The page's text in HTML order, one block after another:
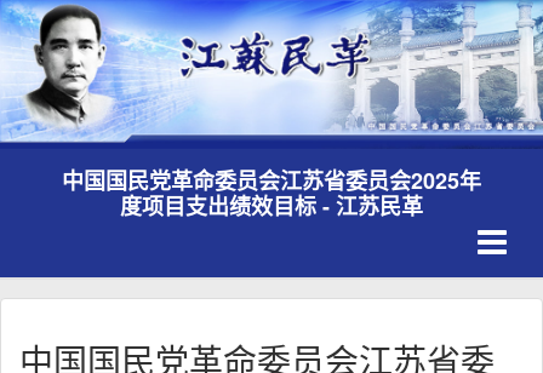
中国国民党革命委员会江苏省委员会2025年
度项目支出绩效目标 - 江苏民革
中国国民党革命委员会江苏省委